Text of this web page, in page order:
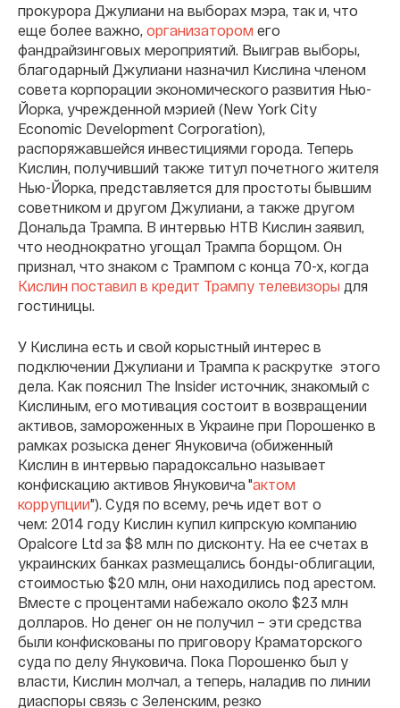
прокурора Джулиани на выборах мэра, так и, что
еще более важно, организатором его
фандрайзинговых мероприятий. Выиграв выборы,
благодарный Джулиани назначил Кислина членом
совета корпорации экономического развития Нью-
Йорка, учрежденной мэрией (New York City
Economic Development Corporation),
распоряжавшейся инвестициями города. Теперь
Кислин, получивший также титул почетного жителя
Нью-Йорка, представляется для простоты бывшим
советником и другом Джулиани, а также другом
Дональда Трампа. В интервью НТВ Кислин заявил,
что неоднократно угощал Трампа борщом. Он
признал, что знаком с Трампом с конца 70-х, когда
Кислин поставил в кредит Трампу телевизоры для
гостиницы.
У Кислина есть и свой корыстный интерес в
подключении Джулиани и Трампа к раскрутке этого
дела. Как пояснил The Insider источник, знакомый с
Кислиным, его мотивация состоит в возвращении
активов, замороженных в Украине при Порошенко в
рамках розыска денег Януковича (обиженный
Кислин в интервью парадоксально называет
конфискацию активов Януковича "актом
коррупции"). Судя по всему, речь идет вот о
чем: 2014 году Кислин купил кипрскую компанию
Opalcore Ltd за $8 млн по дисконту. На ее счетах в
украинских банках размещались бонды-облигации,
стоимостью $20 млн, они находились под арестом.
Вместе с процентами набежало около $23 млн
долларов. Но денег он не получил – эти средства
были конфискованы по приговору Краматорского
суда по делу Януковича. Пока Порошенко был у
власти, Кислин молчал, а теперь, наладив по линии
диаспоры связь с Зеленским, резко